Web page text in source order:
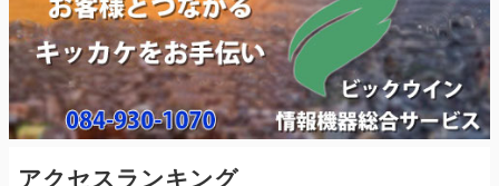
アクセスランキング